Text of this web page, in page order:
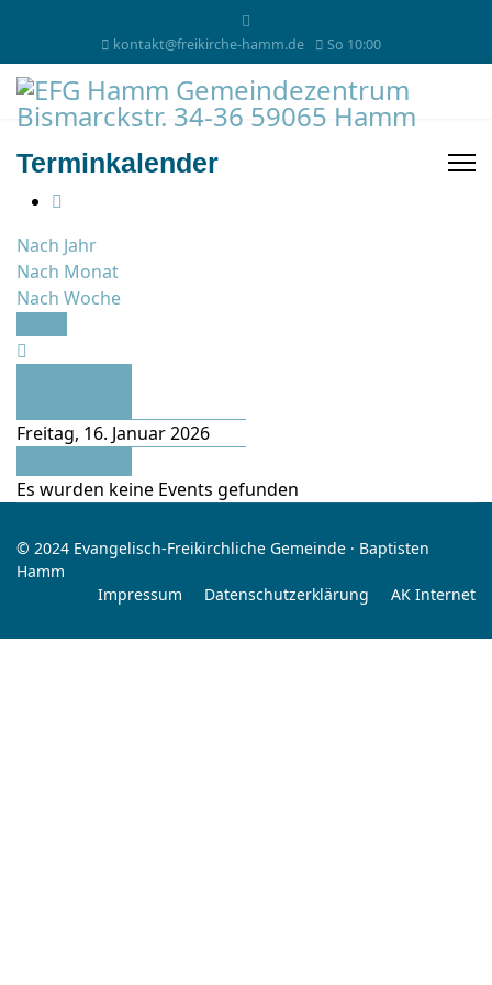
kontakt@freikirche-hamm.de So 10:00
Terminkalender
Nach Jahr
Nach Monat
Nach Woche
Freitag, 16. Januar 2026
Es wurden keine Events gefunden
© 2024 Evangelisch-Freikirchliche Gemeinde · Baptisten
Hamm
Impressum
Datenschutzerklärung AK Internet